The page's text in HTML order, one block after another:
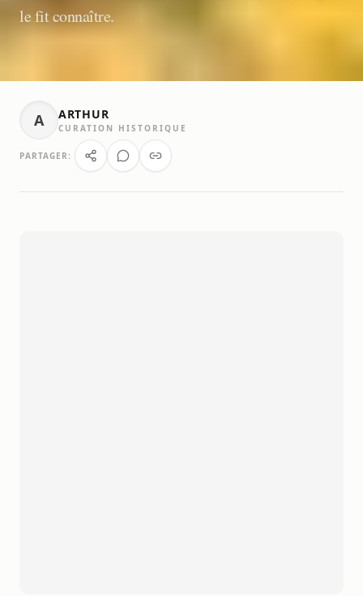
le fit connaître.
A ARTHUR
CURATION HISTORIQUE
PARTAGER: